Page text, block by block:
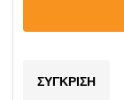
Παλια
Ποσότητα
ΣΎΓΚΡΙΣΗ